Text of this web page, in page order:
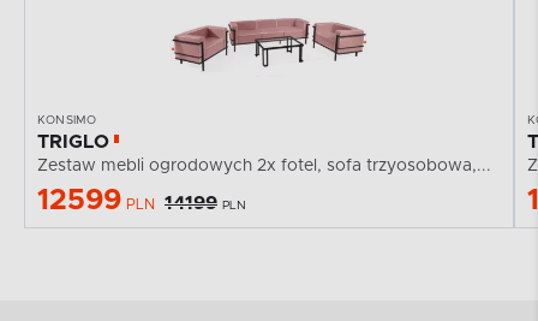
KONSIMO
TRIGLO
Zestaw mebli ogrodowych 2x fotel, sofa trzyosobowa,...
12599 PLN 14199 PLN